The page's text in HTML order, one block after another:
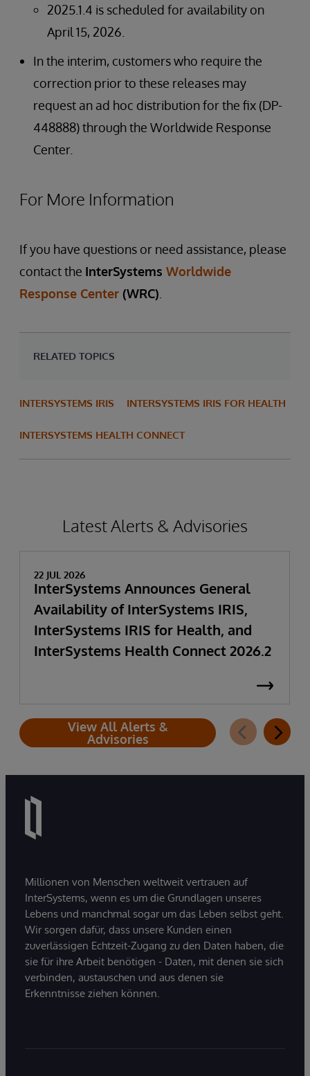
2025.1.4 is scheduled for availability on
April 15, 2026.
In the interim, customers who require the
correction prior to these releases may
request an ad hoc distribution for the fix (DP-
448888) through the Worldwide Response
Center.
For More Information
If you have questions or need assistance, please
contact the InterSystems Worldwide
Response Center (WRC)
RELATED TOPICS
INTERSYSTEMS IRIS INTERSYSTEMS IRIS FOR HEALTH
INTERSYSTEMS HEALTH CONNECT
Latest Alerts & Advisories
22 JUL 2026
InterSystems Announces General
Availability of InterSystems IRIS,
InterSystems IRIS for Health, and
InterSystems Health Connect 2026.2
View All Alerts &
Advisories
Millionen von Menschen weltweit vertrauen auf
InterSystems, wenn es um die Grundlagen unseres
Lebens und manchmal sogar um das Leben selbst geht.
Wir sorgen dafür, dass unsere Kunden einen
zuverlässigen Echtzeit-Zugang zu den Daten haben, die
sie für ihre Arbeit benötigen - Daten, mit denen sie sich
verbinden, austauschen und aus denen sie
Erkenntnisse ziehen können.